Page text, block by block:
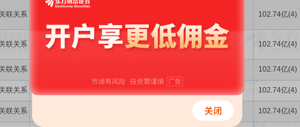
联关系 102.74亿(4)
联关系 否 18.09万 人民币 采购商品 购买商品 102.74亿(4)
联关系 102.74亿(4)
联关系 否 1018.75万 人民币 采购商品 购买商品 - 102.74亿(4)
联关系 销售商品 102.74亿(4)